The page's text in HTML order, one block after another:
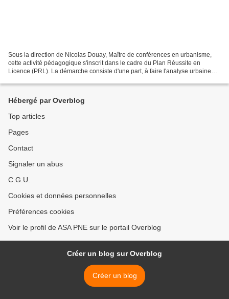
Sous la direction de Nicolas Douay, Maître de conférences en urbanisme,
cette activité pédagogique s'inscrit dans le cadre du Plan Réussite en
Licence (PRL). La démarche consiste d'une part, à faire l'analyse urbaine
Hébergé par Overblog
Top articles
Pages
Contact
Signaler un abus
C.G.U.
Cookies et données personnelles
Préférences cookies
Voir le profil de ASA PNE sur le portail Overblog
Créer un blog sur Overblog
Créer un blog